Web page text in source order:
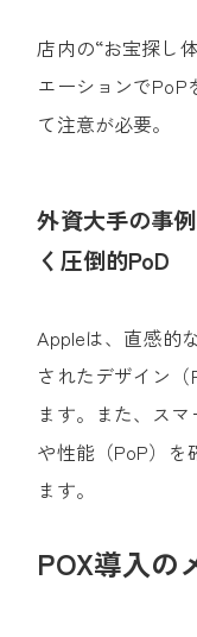
店内の“お宝探し
エーションでPoP
て注意が必要。
外資大手の事
く圧倒的PoD
Appleは、直感的
されたデザイン
ます。 また、ス
や性能（PoP）を
ます。
POX導入の